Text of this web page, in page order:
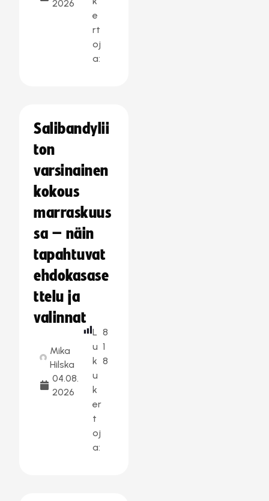
2026
e
rt
oj
a:
Salibandylii
ton
varsinainen
kokous
marraskuus
sa – näin
tapahtuvat
ehdokasase
ttelu ja
valinnat
Mika
Hilska
04.08.
2026
L
u
k
u
k
er
t
oj
a:
8
1
8